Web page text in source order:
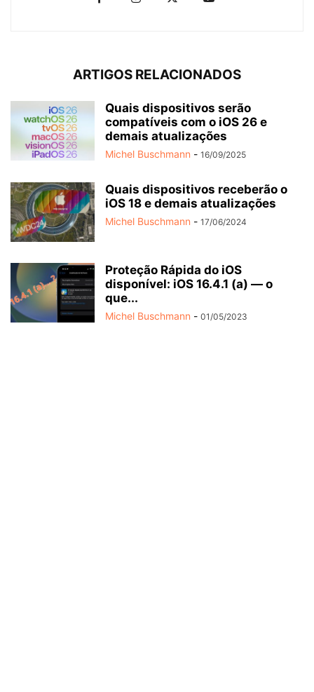
ARTIGOS RELACIONADOS
Quais dispositivos serão
compatíveis com o iOS 26 e
demais atualizações
Michel Buschmann - 16/09/2025
Quais dispositivos receberão o
iOS 18 e demais atualizações
Michel Buschmann - 17/06/2024
Proteção Rápida do iOS
disponível: iOS 16.4.1 (a) — o
que...
Michel Buschmann - 01/05/2023